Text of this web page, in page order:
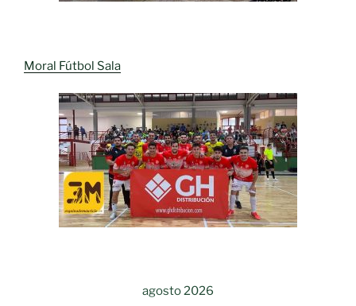
Moral Fútbol Sala
agosto 2026